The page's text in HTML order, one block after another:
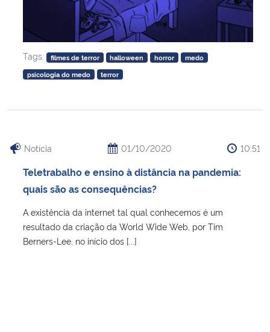
Tags: filmes de terror halloween horror
medo
psicologia do medo
terror
Notícia 01/10/2020 10:51
Teletrabalho e ensino à distância na pandemia:
quais são as consequências?
A existência da internet tal qual conhecemos é um
resultado da criação da World Wide Web, por Tim
Berners-Lee, no início dos [...]